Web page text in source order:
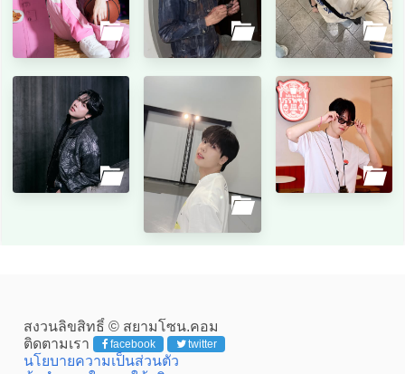
สงวนลิขสิทธิ์ © สยามโซน.คอม
ติดตามเรา
facebook twitter
นโยบายความเป็นส่วนตัว